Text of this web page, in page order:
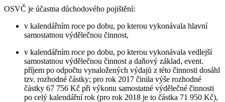
OSVČ je účastna důchodového pojištění:
v kalendářním roce po dobu, po kterou vykonávala hlavní
samostatnou výdělečnou činnost,
v kalendářním roce po dobu, po kterou vykonávala vedlejší
samostatnou výdělečnou činnost a daňový základ, event.
příjem po odpočtu vynaložených výdajů z této činnosti dosáhl
tzv. rozhodné částky; pro rok 2017 činila výše rozhodné
částky 67 756 Kč při výkonu samostatné výdělečné činnosti
po celý kalendářní rok (pro rok 2018 je to částka 71 950 Kč),